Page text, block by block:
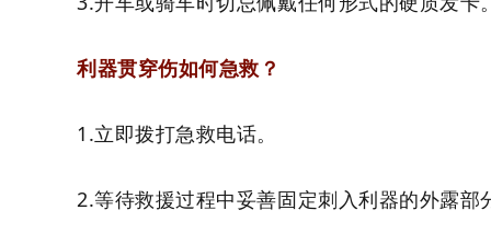
利器贯穿伤如何急救？
1.立即拨打急救电话。
2.等待救援过程中妥善固定刺入利器的外露部